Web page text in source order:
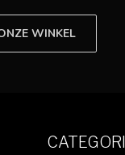
WINKEL